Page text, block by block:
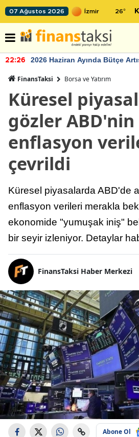
07 Ağustos 2026 26°
22:26 2026 Haziran Ayında Bütçe
FinansTaksi Borsa ve Yatırım
Küresel
gözler ABD'nin
enflasyon
çevrildi
Küresel piyasalarda ABD'de
enflasyon verileri merakla
ekonomide "yumuşak iniş"
bir seyir izleniyor. Detaylar
FinansTaksi Haber Merkezi
Abone Ol